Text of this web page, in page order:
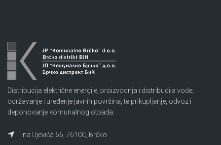
Distribucija električne energije, proizvodnja i distribucija vode,
održavanje i uređenje javnih površina, te prikupljanje, odvoz i
deponovanje komunalnog otpada.
Tina Ujevića 66, 76100, Brčko